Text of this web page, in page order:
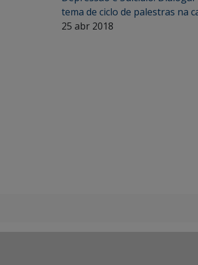
tema de ciclo de palestras na
25 abr 2018